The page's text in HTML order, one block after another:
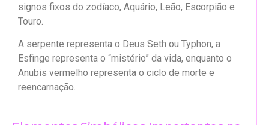
signos fixos do zodíaco, Aquário, Leão, Escorpião e
Touro.
A serpente representa o Deus Seth ou Typhon, a
Esfinge representa o “mistério” da vida, enquanto o
Anubis vermelho representa o ciclo de morte e
reencarnação.